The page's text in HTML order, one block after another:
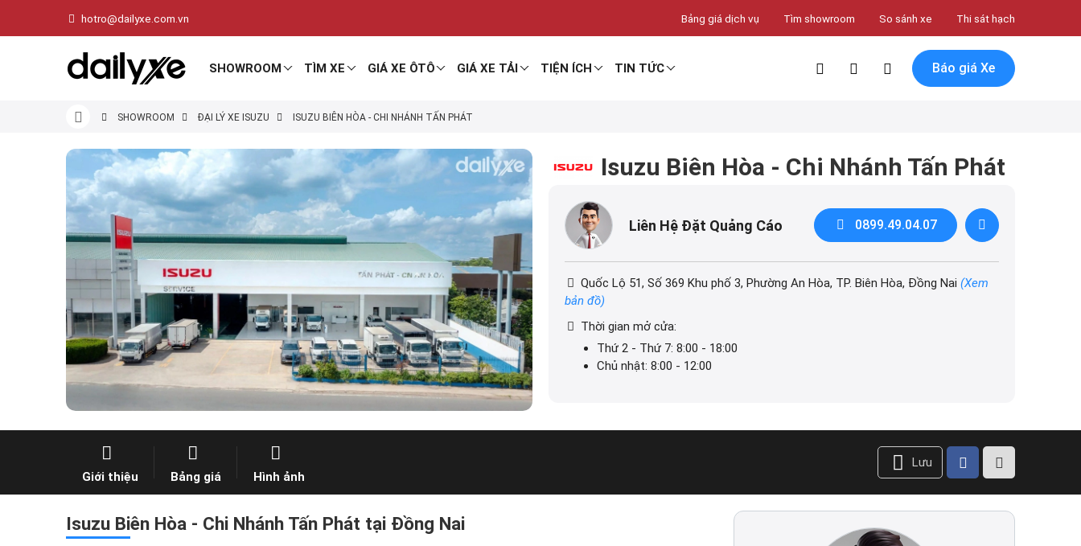
hotro@dailyxe.com.vn Bảng giá dịch vụ Tìm showroom So sánh xe Thi sát hạch
SHOWROOM TÌM XE GIÁ XE ÔTÔ GIÁ XE TẢI TIỆN ÍCH TIN TỨC Báo giá Xe
SHOWROOM ĐẠI LÝ XE ISUZU ISUZU BIÊN HÒA - CHI NHÁNH TẤN PHÁT
Isuzu Biên Hòa - Chi Nhánh Tấn Phát
Liên Hệ Đặt Quảng Cáo 0899.49.04.07
Quốc Lộ 51, Số 369 Khu phố 3, Phường An Hòa, TP. Biên Hòa, Đồng Nai (Xem
bản đồ)
Thời gian mở cửa:
Thứ 2 - Thứ 7: 8:00 - 18:00
Chủ nhật: 8:00 - 12:00
Giới thiệu Bảng giá Hình ảnh
Lưu
Isuzu Biên Hòa - Chi Nhánh Tấn Phát tại Đồng Nai